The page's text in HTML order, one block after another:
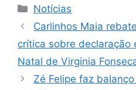
Categorias
Notícias
Carlinhos Maia
crítica sobre declaração
Natal de Virginia
Zé Felipe faz